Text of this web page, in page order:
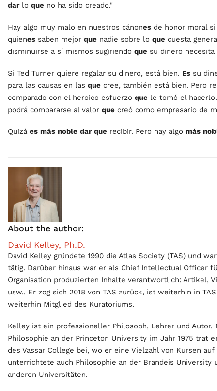
darlo que no ha sido creado."
Hay algo muy malo en nuestros cánones de honor moral
quienes saben mejor que nadie sobre lo que cuesta
disminuirse a sí mismos sugiriendo que su dinero necesita
Si Ted Turner quiere regalar su dinero, está bien. Es su
para las causas en las que cree, también está bien. Pero
comparado con el heroico esfuerzo que le tomó el
podrá compararse al valor que creó como empresario de
Quizá es más noble dar que recibir. Pero hay algo más
About the author:
David Kelley, Ph.D.
David Kelley gründete 1990 die Atlas Society (TAS) und
tätig. Darüber hinaus war er als Chief Intellectual Officer
Organisation produzierten Inhalte verantwortlich: Artikel,
usw.. Er zog sich 2018 von TAS zurück, ist weiterhin in
weiterhin Mitglied des Kuratoriums.
Kelley ist ein professioneller Philosoph, Lehrer und
Philosophie an der Princeton University im Jahr 1975 trat
des Vassar College bei, wo er eine Vielzahl von Kursen
unterrichtete auch Philosophie an der Brandeis University
anderen Universitäten.